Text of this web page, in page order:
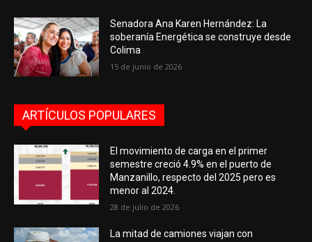
Senadora Ana Karen Hernández: La
soberanía Energética se construye desde
Colima
15 de junio de 2026
ARTÍCULOS POPULARES
El movimiento de carga en el primer
semestre creció 4.9% en el puerto de
Manzanillo, respecto del 2025 pero es
menor al 2024.
28 de julio de 2026
La mitad de camiones viajan con